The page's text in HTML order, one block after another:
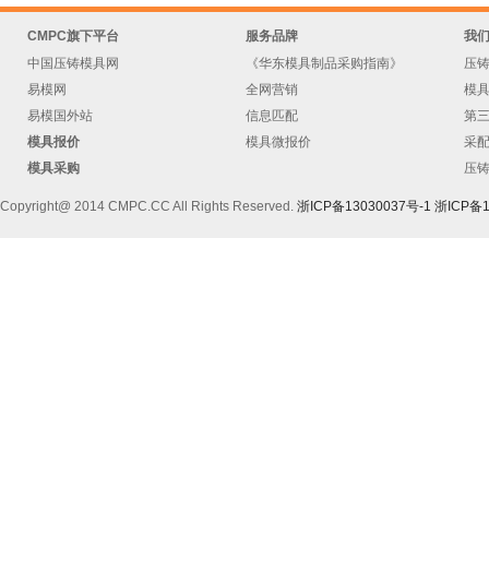
CMPC旗下平台
中国压铸模具网
易模网
易模国外站
模具报价
模具采购
服务品牌
《华东模具制品采购指南》
全网营销
信息匹配
模具微报价
我
压
模
第
采
压
Copyright@ 2014 CMPC.CC All Rights Reserved. 浙ICP备13030037号-1 浙ICP备